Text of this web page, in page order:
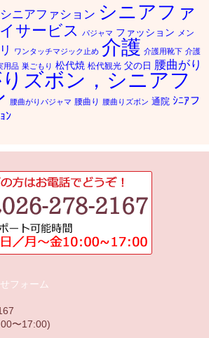
シニアファション シニアファ
サービス パジャマ ファッション メン
ワンタッチマジック止め 介護 介護用靴下 介護
用品 巣ごもり 松代焼 松代観光 父の日 腰曲がり
ズボン，シニアフ
腰曲がりパジャマ 腰曲り 腰曲りズボン 通院 ｼﾆｱフ
ﾝ
フォーム
〜17:00)